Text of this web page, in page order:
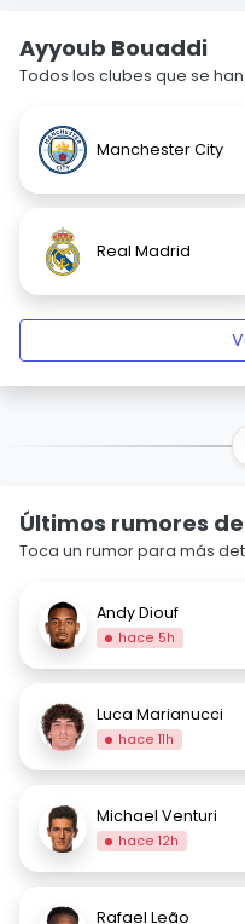
Ayyoub Bouaddi
Todos los clubes que se
Manchester City
Real Madrid
Últimos rumores de
Toca un rumor para más
Andy Diouf
hace 5h
Luca Marianucci
hace 11h
Michael Venturi
hace 12h
Rafael Leão